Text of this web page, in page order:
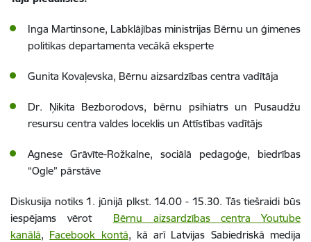
Inga Martinsone, Labklājības ministrijas Bērnu un ģimenes
politikas departamenta vecākā eksperte
Gunita Kovaļevska, Bērnu aizsardzības centra vadītāja
Dr. Ņikita Bezborodovs, bērnu psihiatrs un Pusaudžu
resursu centra valdes loceklis un Attīstības vadītājs
Agnese Grāvīte-Rožkalne, sociālā pedagoģe, biedrības
“Ogle” pārstāve
Diskusija notiks 1. jūnijā plkst. 14.00 - 15.30. Tās tiešraidi būs
iespējams vērot Bērnu aizsardzības centra Youtube
kanālā, Facebook kontā, kā arī Latvijas Sabiedriskā medija